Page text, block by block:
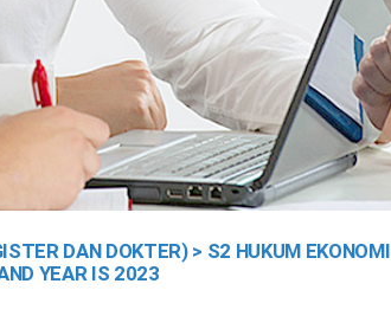
DAN DOKTER) > S2 HUKUM EKONOMI
YEAR IS 2023